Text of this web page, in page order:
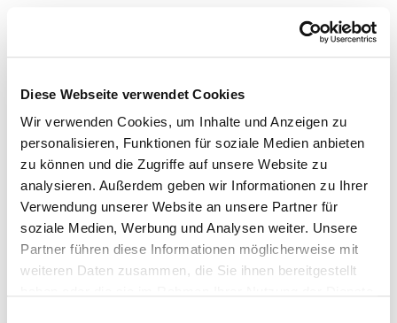
Diese Webseite verwendet Cookies
Wir verwenden Cookies, um Inhalte und Anzeigen zu
personalisieren, Funktionen für soziale Medien anbieten
zu können und die Zugriffe auf unsere Website zu
analysieren. Außerdem geben wir Informationen zu Ihrer
Verwendung unserer Website an unsere Partner für
soziale Medien, Werbung und Analysen weiter. Unsere
Partner führen diese Informationen möglicherweise mit
weiteren Daten zusammen, die Sie ihnen bereitgestellt